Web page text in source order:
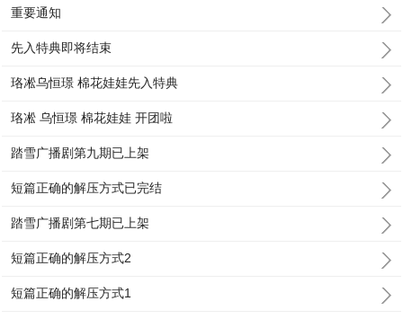
重要通知
先入特典即将结束
珞凇乌恒璟 棉花娃娃先入特典
珞凇 乌恒璟 棉花娃娃 开团啦
踏雪广播剧第九期已上架
短篇正确的解压方式已完结
踏雪广播剧第七期已上架
短篇正确的解压方式2
短篇正确的解压方式1